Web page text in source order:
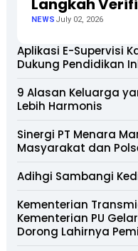
Langkah
NEWS July 02, 2026
Aplikasi E-Supervisi
Dukung Pendidikan
9 Alasan Keluarga
Lebih Harmonis
Sinergi PT Menara
Masyarakat dan
Adihgi Sambangi
Kementerian
Kementerian PU
Dorong Lahirnya